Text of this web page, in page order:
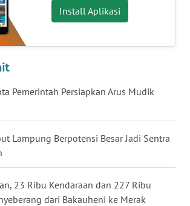
Install Aplikasi
Pemerintah Persiapkan Arus Mudik
Lampung Berpotensi Besar Jadi Sentra
23 Ribu Kendaraan dan 227 Ribu
dari Bakauheni ke Merak